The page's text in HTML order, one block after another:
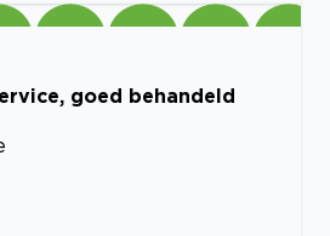
goed behandeld